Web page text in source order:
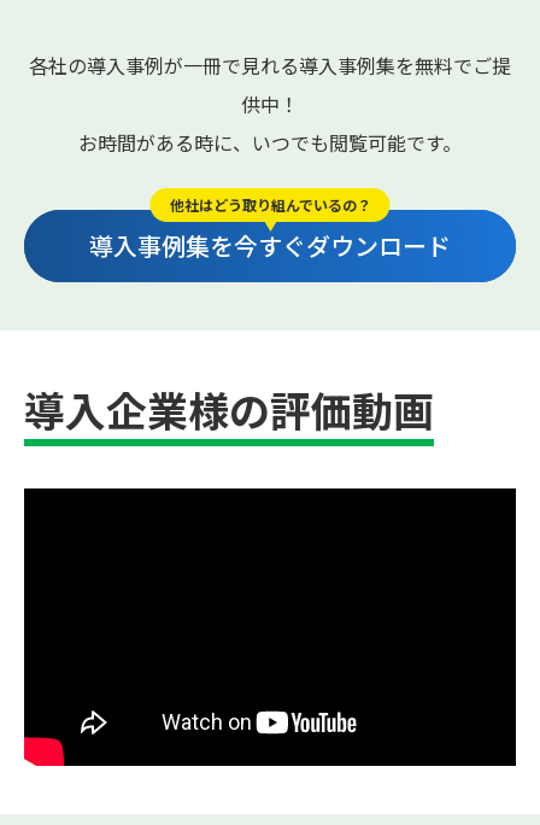
各社の導入事例が一冊で見れる導入事例集を無料でご提
供中！
お時間がある時に、いつでも閲覧可能です。
他社はどう取り組んでいるの？
導入事例集を今すぐダウンロード
導入企業様の評価動画